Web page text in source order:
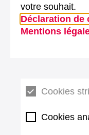
votre souhait.
Déclaration de
Mentions
Cookies
Cookies